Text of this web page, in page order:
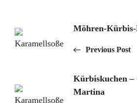
Post
Navigation
Möhren-
Previous Post
Kürbiskuchen –
Martina